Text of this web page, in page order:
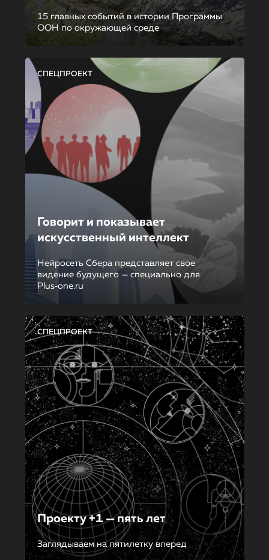
15 главных событий в истории Программы
ООН по окружающей среде
СПЕЦПРОЕКТ
Говорит и показывает
искусственный интеллект
Нейросеть Сбера представляет свое
видение будущего — специально для
Plus‑one.ru
СПЕЦПРОЕКТ
Проекту +1 — пять лет
Заглядываем на пятилетку вперед